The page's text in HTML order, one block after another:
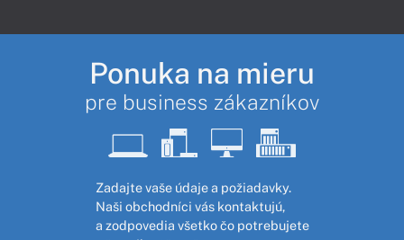
Ponuka na mieru
pre business zákazníkov
Zadajte vaše údaje a požiadavky.
Naši obchodníci vás kontaktujú,
a zodpovedia všetko čo potrebujete